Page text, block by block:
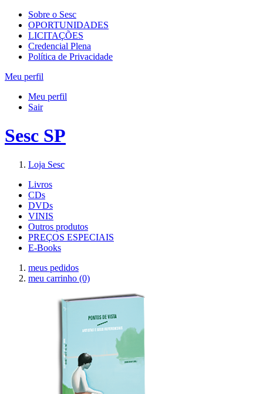
Sobre o Sesc
OPORTUNIDADES
LICITAÇÕES
Credencial Plena
Política de Privacidade
Meu perfil
Meu perfil
Sair
Sesc SP
Loja Sesc
Livros
CDs
DVDs
VINIS
Outros produtos
PREÇOS ESPECIAIS
E-Books
meus pedidos
meu carrinho (0)